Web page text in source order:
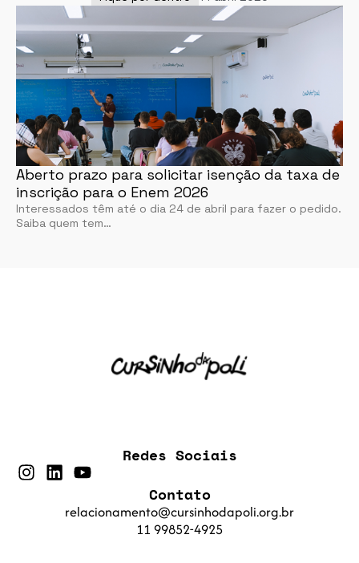
Aberto prazo para solicitar isenção da taxa de
inscrição para o Enem 2026
Interessados têm até o dia 24 de abril para fazer o pedido.
Saiba quem tem…
Contato
relacionamento@cursinhodapoli.org.br
11 99852-4925
Redes Sociais